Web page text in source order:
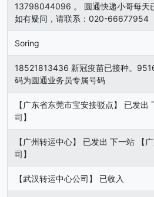
13798044096 。 圆通快递小哥每天
如有疑问，请联系：020-66677954
Soring
18521813436 新冠疫苗已接种。
码为圆通业务员专属号码
【广东省东莞市宝安接驳点】 已发
司】
【广州转运中心】 已发出 下一站 【
司】
【武汉转运中心公司】 已收入